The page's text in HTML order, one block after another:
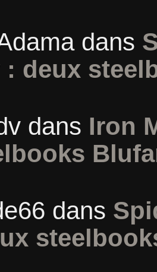
dans
: deux
dans Iron
dans